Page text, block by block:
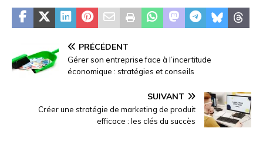
PRÉCÉDENT
Gérer son entreprise face à l’incertitude
économique : stratégies et conseils
SUIVANT
Créer une stratégie de marketing de produit
efficace : les clés du succès